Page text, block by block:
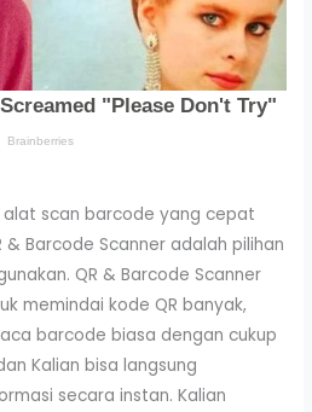
alat scan barcode yang cepat
& Barcode Scanner adalah pilihan
QR & Barcode Scanner
memindai kode QR banyak,
barcode biasa dengan cukup
Kalian bisa langsung
secara instan. Kalian